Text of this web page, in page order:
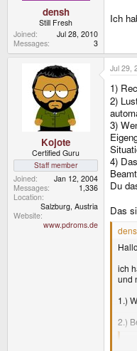
densh
Still Fresh
Joined
Jul 28, 2010
Messages
3
Ich
Kojote
Certified Guru
Staff member
Joined
Jan 12, 2004
Messages
1,336
Location
Salzburg, Austria
Website
www.pdroms.de
Jul 29,
1)
2)
3)
4)
Du
Das
ich
und
1.)
2.)